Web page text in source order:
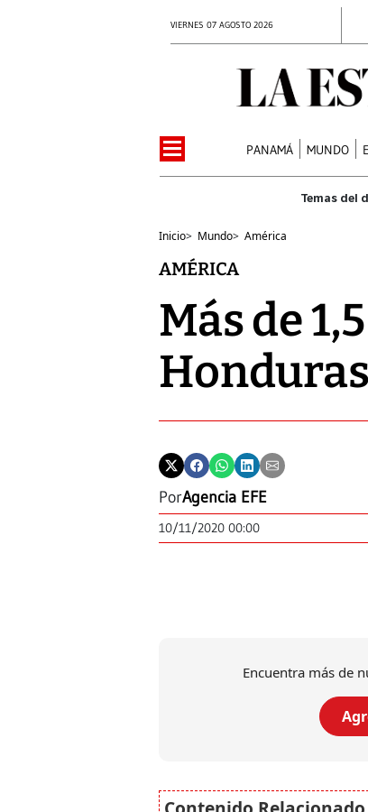
VIERNES 07 AGOSTO 2026
PANAMÁ MUNDO
Inicio> Mundo> América
AMÉRICA
Más de
PorAgencia EFE
10/11/2020 00:00
Encuentra más de